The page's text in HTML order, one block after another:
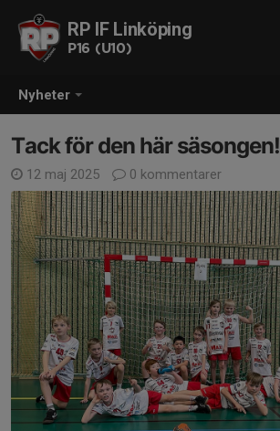
Nyheter
RP IF Linköping
P16 (U10)
Tack för den här säsongen!
12 maj 2025 0 kommentarer